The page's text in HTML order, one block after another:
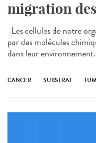
migration
Les cellules de notre
par des molécules
dans leur
CANCER SUBSTRAT